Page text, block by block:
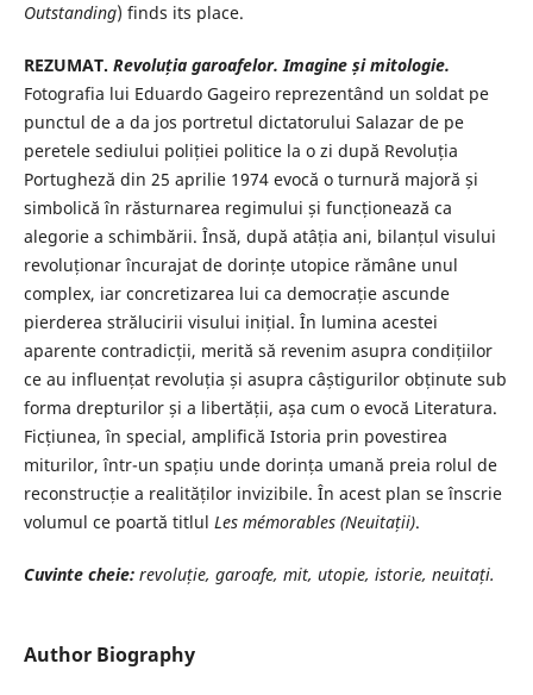
Outstanding) finds its place.
REZUMAT. Revoluția garoafelor. Imagine și mitologie.
Fotografia lui Eduardo Gageiro reprezentând un soldat pe
punctul de a da jos portretul dictatorului Salazar de pe
peretele sediului poliției politice la o zi după Revoluția
Portugheză din 25 aprilie 1974 evocă o turnură majoră și
simbolică în răsturnarea regimului și funcționează ca
alegorie a schimbării. Însă, după atâția ani, bilanțul visului
revoluționar încurajat de dorințe utopice rămâne unul
complex, iar concretizarea lui ca democrație ascunde
pierderea strălucirii visului inițial. În lumina acestei
aparente contradicții, merită să revenim asupra condițiilor
ce au influențat revoluția și asupra câștigurilor obținute sub
forma drepturilor și a libertății, așa cum o evocă Literatura.
Ficțiunea, în special, amplifică Istoria prin povestirea
miturilor, într-un spațiu unde dorința umană preia rolul de
reconstrucție a realităților invizibile. În acest plan se înscrie
volumul ce poartă titlul Les mémorables (Neuitații).
Cuvinte cheie: revoluție, garoafe, mit, utopie, istorie, neuitați.
Author Biography